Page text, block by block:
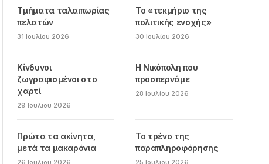
Τμήματα ταλαιπωρίας
πελατών
31 Ιουλίου 2026
Το «τεκμήριο της
πολιτικής ενοχής»
30 Ιουλίου 2026
Κίνδυνοι
ζωγραφισμένοι στο
χαρτί
29 Ιουλίου 2026
Η Νικόπολη που
προσπερνάμε
28 Ιουλίου 2026
Πρώτα τα ακίνητα,
μετά τα μακαρόνια
26 Ιουλίου 2026
Το τρένο της
παραπληροφόρησης
25 Ιουλίου 2026